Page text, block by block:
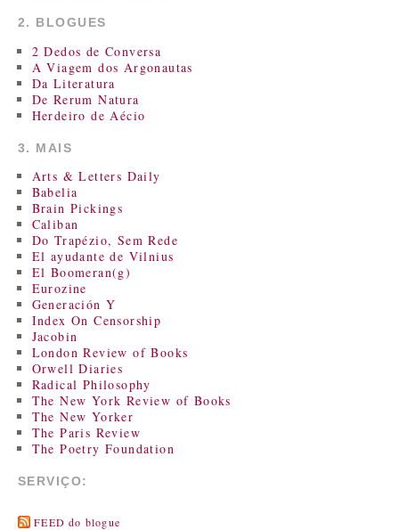
2. BLOGUES
2 Dedos de Conversa
A Viagem dos Argonautas
Da Literatura
De Rerum Natura
Herdeiro de Aécio
3. MAIS
Arts & Letters Daily
Babelia
Brain Pickings
Caliban
Do Trapézio, Sem Rede
El ayudante de Vilnius
El Boomeran(g)
Eurozine
Generación Y
Index On Censorship
Jacobin
London Review of Books
Orwell Diaries
Radical Philosophy
The New York Review of Books
The New Yorker
The Paris Review
The Poetry Foundation
SERVIÇO:
FEED do blogue